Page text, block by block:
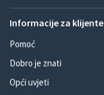
Informacije za klijente
Pomoć
Dobro je znati
Opći uvjeti